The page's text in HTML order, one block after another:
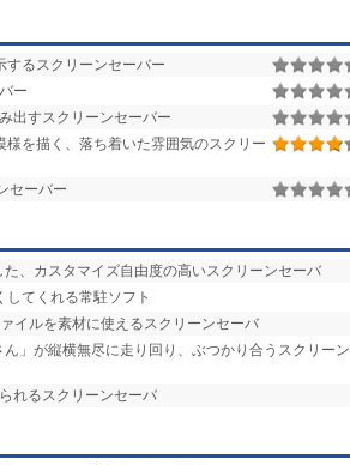
するスクリーンセーバー
ー
出すスクリーンセーバー
を描く、落ち着いた雰囲気のスクリー
セーバー
、カスタマイズ自由度の高いスクリーンセーバ
てくれる常駐ソフト
イルを素材に使えるスクリーンセーバ
」が縦横無尽に走り回り、ぶつかり合うスクリーン
れるスクリーンセーバ